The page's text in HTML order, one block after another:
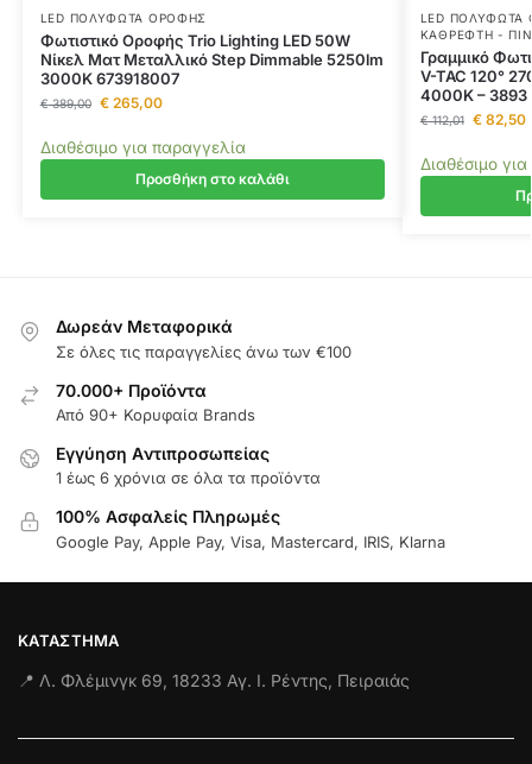
LED ΠΟΛΎΦΩΤΑ ΟΡΟΦΉΣ
Φωτιστικό Οροφής Trio Lighting LED 50W
Νίκελ Ματ Μεταλλικό Step Dimmable 5250lm
3000K 673918007
€389,00 €265,00
Διαθέσιμο για παραγγελία
Προσθήκη στο καλάθι
LED ΠΟΛΎΦΩΤΑ
ΚΑΘΡΈΦΤΗ -
Γραμμικό
V-TAC 120°
4000K – 3893
€112,01 €82,50
Διαθέσιμο
Δωρεάν Μεταφορικά
Σε όλες τις παραγγελίες άνω των €100
70.000+ Προϊόντα
Από 90+ Κορυφαία Brands
Εγγύηση Aντιπροσωπείας
1 έως 6 χρόνια σε όλα τα προϊόντα
100% Ασφαλείς Πληρωμές
Google Pay, Apple Pay, Visa, Mastercard, IRIS, Klarna
ΚΑΤΆΣΤΗΜΑ
📍 Λ. Φλέμινγκ 69, 18233 Αγ. Ι. Ρέντης, Πειραιάς